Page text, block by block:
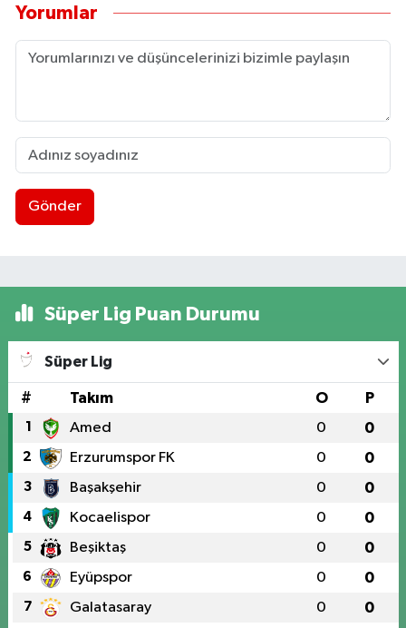
Yorumlar
Gönder
Süper Lig Puan Durumu
Süper Lig
# Takım O P
1 Amed 0 0
2 Erzurumspor FK 0 0
3 Başakşehir 0 0
4 Kocaelispor 0 0
5 Beşiktaş 0 0
6 Eyüpspor 0 0
7 Galatasaray 0 0